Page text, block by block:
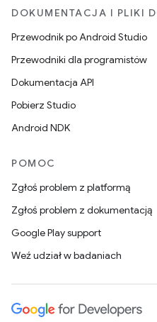
DOKUMENTACJA I PLIKI
Przewodnik po Android Studio
Przewodniki dla programistów
Dokumentacja API
Pobierz Studio
Android NDK
POMOC
Zgłoś problem z platformą
Zgłoś problem z dokumentacją
Google Play support
Weź udział w badaniach